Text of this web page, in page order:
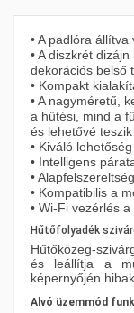
• A padlóra
• A diszkrét
dekorációs belső
• Kompakt
• A nagyméretű,
a hűtési, mind a
és lehetővé
• Kiváló
• Intelligens
•
• Kompatibilis a
• Wi-Fi vezérlés
Hűtőfolyadék
Hűtőközeg-
és leállítja a
képernyőjén
Alvó üzemmód